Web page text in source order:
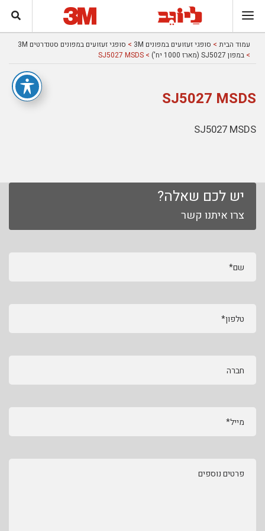
עמוד הבית > סופגי זעזועים במפונים 3M > סופגי זעזועים במפונים סטנדרטים 3M
> במפון SJ5027 (מארז 1000 יח') > SJ5027 MSDS
SJ5027 MSDS
SJ5027 MSDS
יש לכם שאלה?
צרו איתנו קשר
שם*
טלפון*
חברה
מייל*
פרטים נוספים